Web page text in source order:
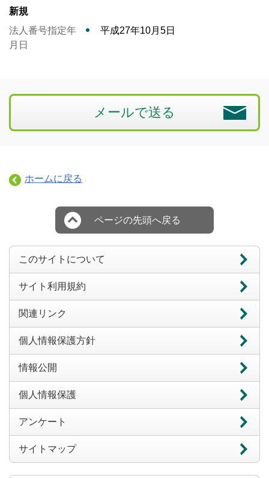
新規
法人番号指定年
月日
平成27年10月5日
メールで送る
ホームに戻る
ページの先頭へ戻る
このサイトについて
サイト利用規約
関連リンク
個人情報保護方針
情報公開
個人情報保護
アンケート
サイトマップ